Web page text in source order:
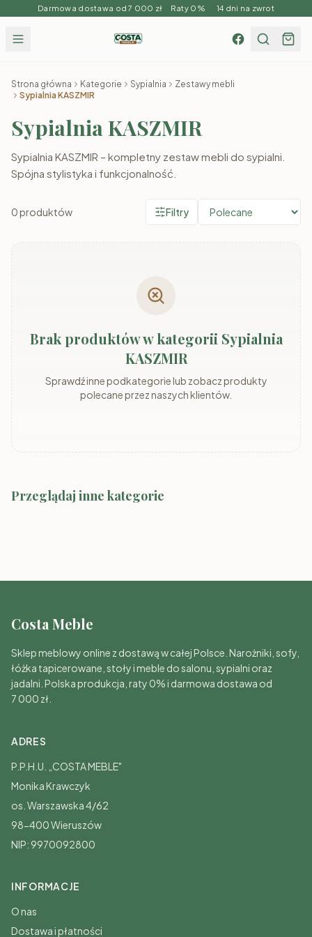
Darmowa dostawa od 7 000 zł Raty 0% 14 dni na zwrot
Strona główna Kategorie Sypialnia
Zestawy mebli
Sypialnia KASZMIR
Sypialnia KASZMIR
Sypialnia KASZMIR – kompletny zestaw mebli do sypialni.
Spójna stylistyka i funkcjonalność.
0produktów Filtry
Brak produktów w kategorii Sypialnia
KASZMIR
Sprawdź inne podkategorie lub zobacz produkty
polecane przez naszych klientów.
Przeglądaj inne kategorie
Sypialnia GENEWA
Costa Meble
Sklep meblowy online z dostawą w całej Polsce. Narożniki, sofy,
łóżka tapicerowane, stoły i meble do salonu, sypialni oraz
jadalni. Polska produkcja, raty 0% i darmowa dostawa od
7 000 zł.
ADRES
P.P.H.U. „COSTA MEBLE"
Monika Krawczyk
os. Warszawska 4/62
98-400 Wieruszów
NIP: 9970092800
INFORMACJE
O nas
Dostawa i płatności